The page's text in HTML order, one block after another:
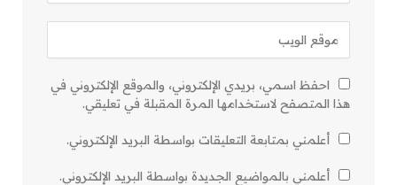
احفظ اسمي، بريدي الإلكتروني، والموقع الإلكتروني في
هذا المتصفح لاستخدامها المرة المقبلة في تعليقي.
أعلمني بمتابعة التعليقات بواسطة البريد الإلكتروني.
أعلمني بالمواضيع الجديدة بواسطة البريد الإلكتروني.